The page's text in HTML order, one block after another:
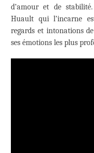
d’amour et de
Huault qui l’incarne
regards et intonations
ses émotions les plus